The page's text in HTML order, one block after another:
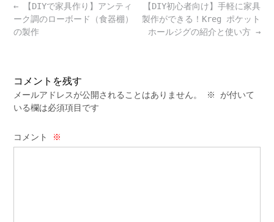
Post
navigation
【DIY初心者向け】手軽に家具
製作ができる！Kreg ポケット
ホールジグの紹介と使い方 →
← 【DIYで家具作り】アンティ
ーク調のローボード（食器棚）
の製作
コメントを残す
メールアドレスが公開されることはありません。 ※
が付いて
いる欄は必須項目です
コメント ※